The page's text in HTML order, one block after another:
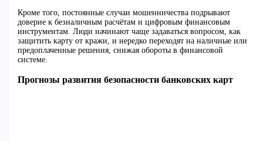
Кроме того, постоянные случаи мошенничества подрывают
доверие к безналичным расчётам и цифровым финансовым
инструментам. Люди начинают чаще задаваться вопросом, как
защитить карту от кражи, и нередко переходят на наличные или
предоплаченные решения, снижая обороты в финансовой
системе.
Прогнозы развития безопасности банковских карт